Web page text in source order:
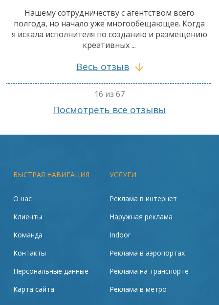
Нашему сотрудничеству с агентством всего
полгода, но начало уже многообещающее. Когда
я искала исполнителя по созданию и размещению
креативных ...
Весь отзыв
16 из 67
Посмотреть все отзывы
БЫСТРАЯ НАВИГАЦИЯ УСЛУГИ
О нас
Клиенты
Команда
Контакты
Персональные данные
Карта сайта
Реклама в интернет
Наружная реклама
Indoor
Реклама в аэропортах
Реклама на транспорте
Реклама в метро